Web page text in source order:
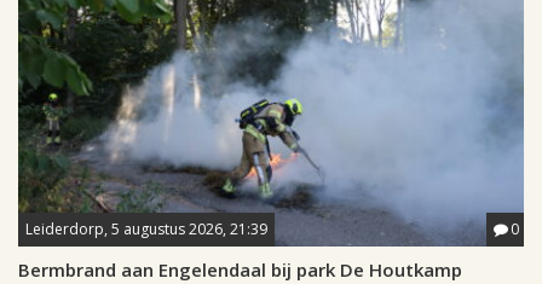
Leiderdorp, 5 augustus 2026, 21:39 0
Bermbrand aan Engelendaal bij park De Houtkamp